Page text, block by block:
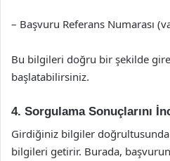
– Başvuru Referans Numarası
Bu bilgileri doğru bir şekilde
başlatabilirsiniz.
4. Sorgulama Sonuçlarını
Girdiğiniz bilgiler
bilgileri getirir. Burada,